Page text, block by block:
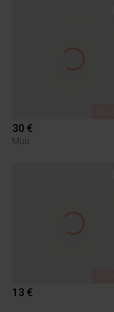
30 €
Muu
13 €